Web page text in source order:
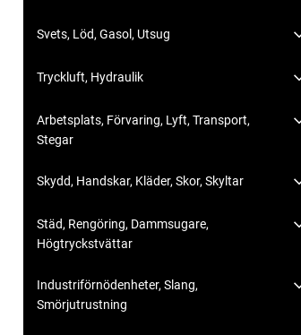
Svets, Löd, Gasol, Utsug
Tryckluft, Hydraulik
Arbetsplats, Förvaring, Lyft, Transport,
Stegar
Skydd, Handskar, Kläder, Skor, Skyltar
Städ, Rengöring, Dammsugare,
Högtryckstvättar
Industriförnödenheter, Slang,
Smörjutrustning